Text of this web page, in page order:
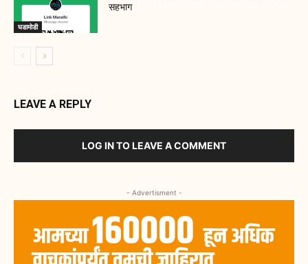
घडामोडी
सहभाग
LEAVE A REPLY
LOG IN TO LEAVE A COMMENT
- Advertisment -